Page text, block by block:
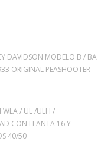
DAVIDSON MODELO B / BA
ORIGINAL PEASHOOTER
WLA / UL /ULH /
CON LLANTA 16 Y
40/50